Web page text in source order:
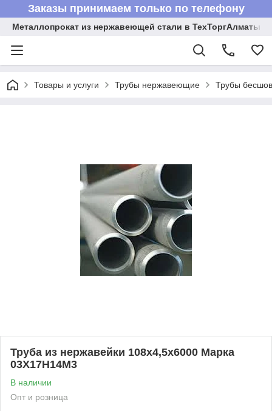
Заказы принимаем только по телефону
Металлопрокат из нержавеющей стали в ТехТоргАлматы
Товары и услуги Трубы нержавеющие Трубы
Труба из нержавейки 108х4,5х6000 Марка
03Х17Н14М3
В наличии
Опт и розница